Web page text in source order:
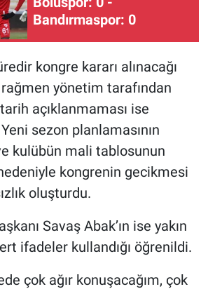
Bandırmaspor: 0
kongre kararı alınacağı
yönetim tarafından
açıklanmaması ise
sezon planlamasının
kulübün mali tablosunun
kongrenin gecikmesi
oluşturdu.
Savaş Abak’ın ise yakın
ifadeler kullandığı öğrenildi.
çok ağır konuşacağım, çok